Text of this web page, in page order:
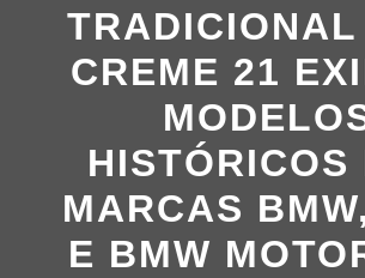
CREME 21
HISTÓRICOS
MARCAS
E BMW